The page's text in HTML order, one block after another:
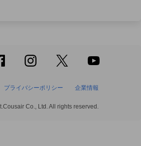
プライバシーポリシー 企業情報
Co., Ltd. All rights reserved.